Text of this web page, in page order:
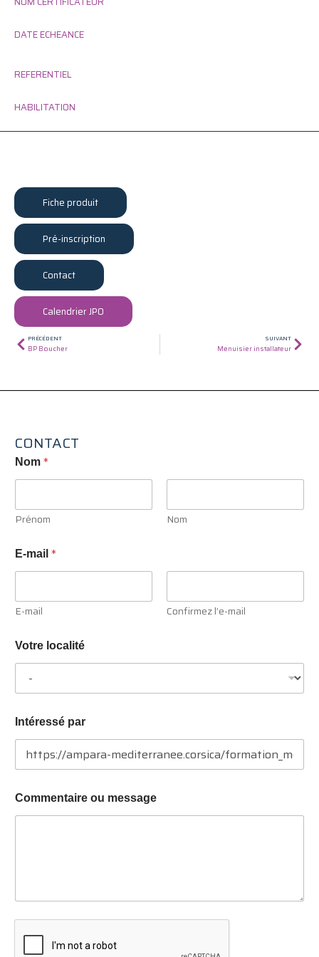
DATE ECHEANCE
REFERENTIEL
HABILITATION
Fiche produit
Pré-inscription
Contact
Calendrier JPO
Précédent
PRÉCÉDENT
BP Boucher
SUIVANT
Menuisier installateur
CONTACT
V
o
t
I
é
r
s
s
E
m
i
Nom *
Prénom Nom
E-mail *
E-mail Confirmez l’e-mail
Votre localité
Intéressé par
Commentaire ou message